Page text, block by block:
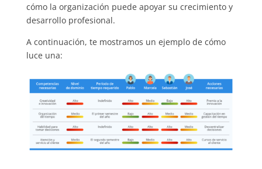
cómo la organización puede apoyar su crecimiento y
desarrollo profesional.
A continuación, te mostramos un ejemplo de cómo
luce una: